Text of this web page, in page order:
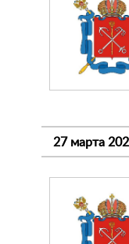
27 марта